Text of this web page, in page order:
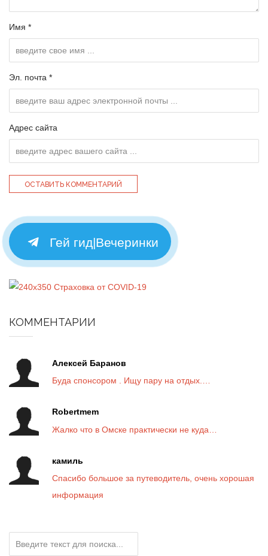
Имя *
Эл. почта *
Адрес сайта
Гей гид|Вечеринки
КОММЕНТАРИИ
Алексей Баранов
Буда спонсором . Ищу пару на отдых.…
Robertmem
Жалко что в Омске практически не куда…
камиль
Спасибо большое за путеводитель, очень хорошая
информация